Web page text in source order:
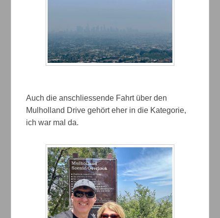
Auch die anschliessende Fahrt über den
Mulholland Drive gehört eher in die Kategorie,
ich war mal da.